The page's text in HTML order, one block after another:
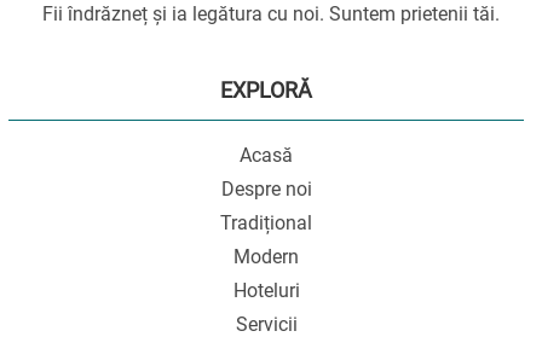
Fii îndrăzneț și ia legătura cu noi. Suntem prietenii tăi.
EXPLORĂ
Acasă
Despre noi
Tradițional
Modern
Hoteluri
Servicii